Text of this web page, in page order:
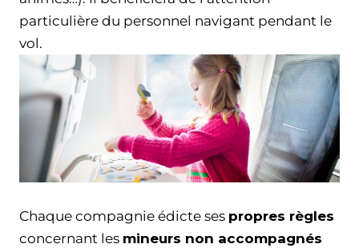
particulière du personnel navigant pendant le
vol.
Chaque compagnie édicte ses propres règles
concernant les mineurs non accompagnés